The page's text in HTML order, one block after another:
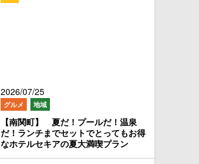
2026/07/25
グルメ 地域
【南関町】 夏だ！プールだ！温泉
だ！ランチまでセットでとってもお得
なホテルセキアの夏大満喫プラン